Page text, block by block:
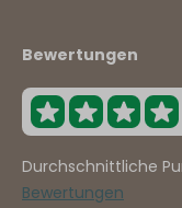
Bewertungen
Durchschnittliche
Bewertungen